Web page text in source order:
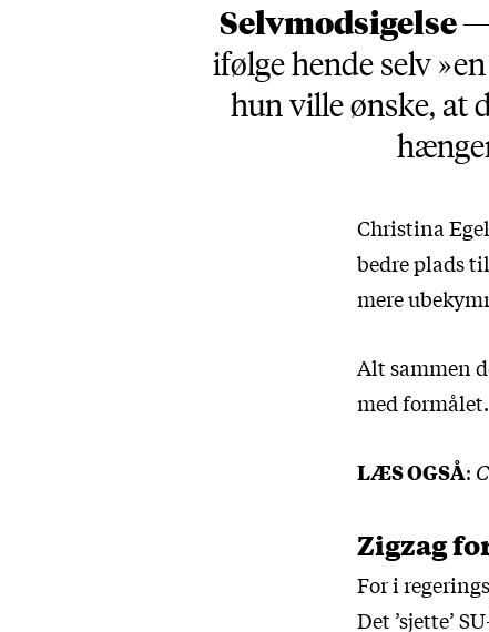
Selvmodsigelse
ifølge hende selv
hun ville ønske, at
Christina
bedre plads
mere
Alt sammen
med formålet.
LÆS OGSÅ:
Zigzag
For i
Det ’sjette’